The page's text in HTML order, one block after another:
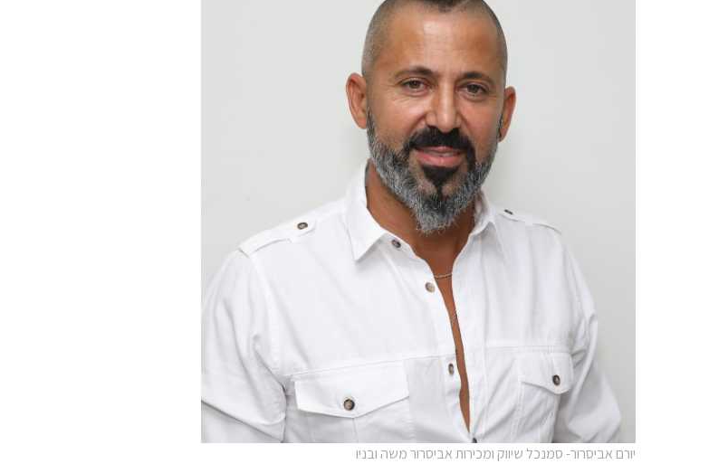
יורם אביסרור- סמנכל שיווק ומכירות אביסרור משה ובניו